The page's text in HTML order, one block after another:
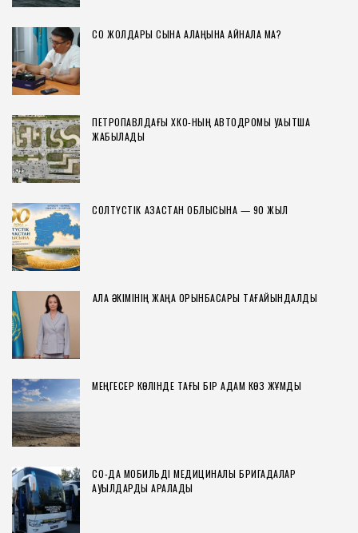
СҚО ЖОЛДАРЫ СЫНАҚ АЛАҢЫНА АЙНАЛА МА?
ПЕТРОПАВЛДАҒЫ ХҚКО-НЫҢ АВТОДРОМЫ УАҚЫТША
ЖАБЫЛАДЫ
СОЛТҮСТІК ҚАЗАҚСТАН ОБЛЫСЫНА — 90 ЖЫЛ
ҚАЛА ӘКІМІНІҢ ЖАҢА ОРЫНБАСАРЫ ТАҒАЙЫНДАЛДЫ
МЕҢГЕСЕР КӨЛІНДЕ ТАҒЫ БІР АДАМ КӨЗ ЖҰМДЫ
СҚО-ДА МОБИЛЬДІ МЕДИЦИНАЛЫҚ БРИГАДАЛАР
АУЫЛДАРДЫ АРАЛАДЫ